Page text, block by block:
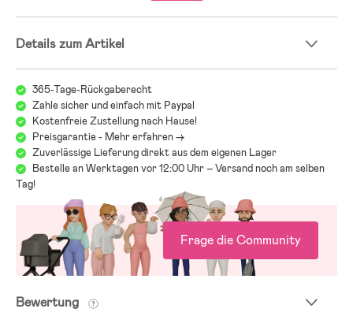
Details zum Artikel
365-Tage-Rückgaberecht
Zahle sicher und einfach mit Paypal
Kostenfreie Zustellung nach Hause!
Preisgarantie - Mehr erfahren ->
Zuverlässige Lieferung direkt aus dem eigenen Lager
Bestelle an Werktagen vor 12:00 Uhr – Versand noch am selben
Tag!
Frage die Community
Bewertung